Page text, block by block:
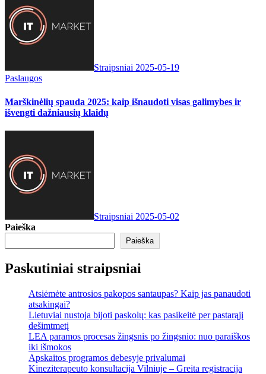
Straipsniai 2025-05-19
Paslaugos
Marškinėlių spauda 2025: kaip išnaudoti visas galimybes ir
išvengti dažniausių klaidų
Straipsniai 2025-05-02
Paieška
Paieška
Paskutiniai straipsniai
Atsiėmėte antrosios pakopos santaupas? Kaip jas panaudoti
atsakingai?
Lietuviai nustoja bijoti paskolų: kas pasikeitė per pastarąjį
dešimtmetį
LEA paramos procesas žingsnis po žingsnio: nuo paraiškos
iki išmokos
Apskaitos programos debesyje privalumai
Kineziterapeuto konsultacija Vilniuje – Greita registracija